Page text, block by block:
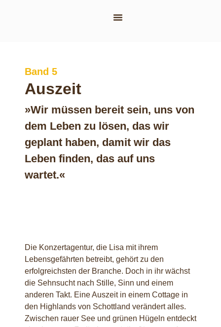
Band 5
Auszeit
»Wir müssen bereit sein, uns von
dem Leben zu lösen, das wir
geplant haben, damit wir das
Leben finden, das auf uns
wartet.«
Die Konzertagentur, die Lisa mit ihrem
Lebensgefährten betreibt, gehört zu den
erfolgreichsten der Branche. Doch in ihr wächst
die Sehnsucht nach Stille, Sinn und einem
anderen Takt. Eine Auszeit in einem Cottage in
den Highlands von Schottland verändert alles.
Zwischen rauer See und grünen Hügeln entdeckt